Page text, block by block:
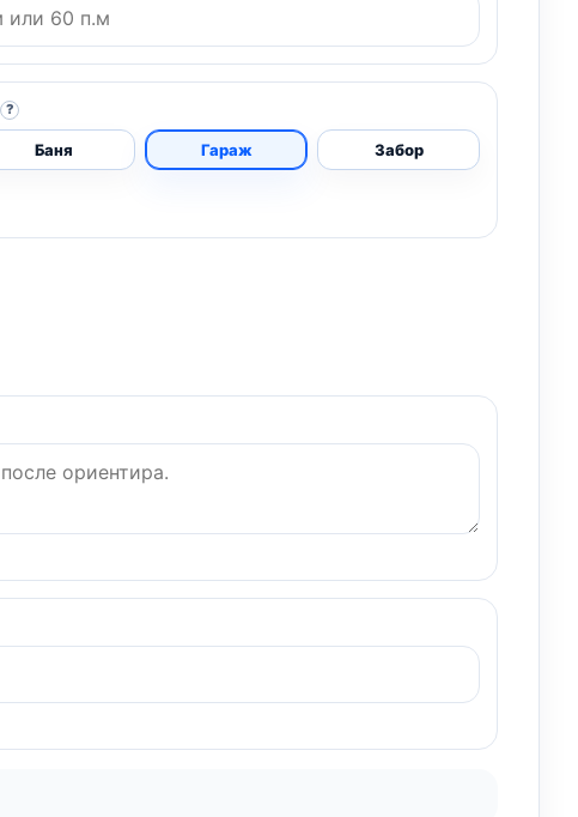
?
Баня Гараж Забор